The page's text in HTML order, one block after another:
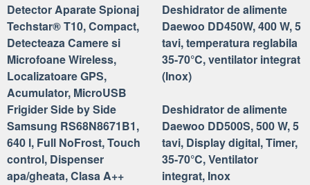
LINK/CARD TF/USB/AUX,
NEGRU
Detector Aparate Spionaj
Techstar® T10, Compact,
Detecteaza Camere si
Microfoane Wireless,
Localizatoare GPS,
Acumulator, MicroUSB
Deshidrator de alimente
Daewoo DD450W, 400 W, 5
tavi, temperatura reglabila
35-70°C, ventilator integrat
(Inox)
Frigider Side by Side
Samsung RS68N8671B1,
640 l, Full NoFrost, Touch
control, Dispenser
apa/gheata, Clasa A++
Deshidrator de alimente
Daewoo DD500S, 500 W, 5
tavi, Display digital, Timer,
35-70°C, Ventilator
integrat, Inox